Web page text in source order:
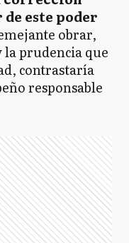
este poder
obrar,
prudencia que
contrastaría
responsable